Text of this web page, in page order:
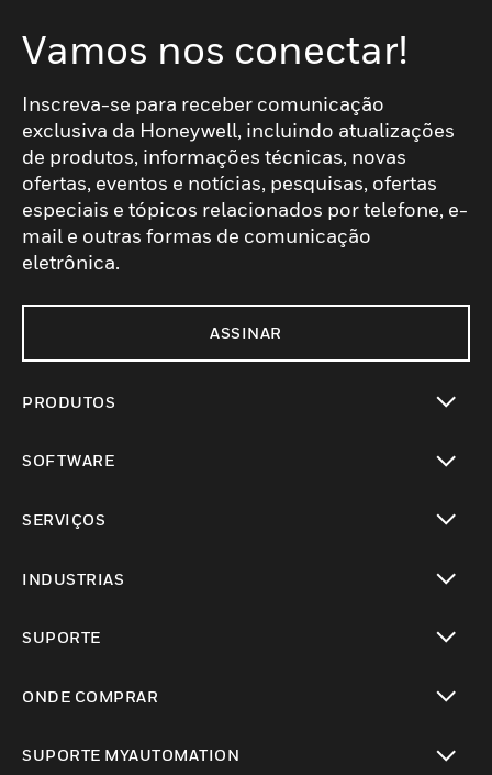
Vamos nos conectar!
Inscreva-se para receber comunicação
exclusiva da Honeywell, incluindo atualizações
de produtos, informações técnicas, novas
ofertas, eventos e notícias, pesquisas, ofertas
especiais e tópicos relacionados por telefone, e-
mail e outras formas de comunicação
eletrônica.
ASSINAR
PRODUTOS
SOFTWARE
SERVIÇOS
INDUSTRIAS
SUPORTE
ONDE COMPRAR
SUPORTE MYAUTOMATION